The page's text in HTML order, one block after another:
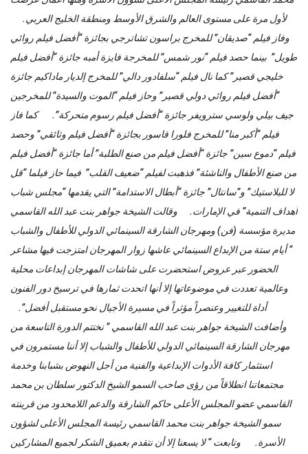
لأول مرة على مستوى العالم والشرق الأوسط ومنطقة الخليج العربي.
وفاز فيلم “صديقان” للمخرج براسون تشاترجي بجائزة “أفضل فيلم روائي
طويل” بينما حصد فيلم “نور شمس” للمخرجة فايزة أمبه جائزة “أفضل فيلم
خليجي قصير” كما نال فيلم “سلفادور دالي” للمخرج إلديار ماداكيم جائزة
“أفضل فيلم روائي دولي قصير” وحاز فيلم “الموت والسيدة” للمخرجين
جيف بيلي ولوسي سترويفر جائزة “أفضل فيلم رسوم متحركة”. كما فاز
فيلم “أكبر منا” للمخرج فلورا فاسور بجائزة “أفضل فيلم وثائقي” وحصد
فيلم “دموع سين” جائزة “أفضل فيلم من صنع الطلبة” أما جائزة “أفضل فيلم
من صنع الأطفال والناشئة” فذهبت لفيلم “ضعيف القلب” فيما حاز فيلما “قل
لا للبلاستيك” و”سانتال” جائزة “أبطال الاستدامة” التي يقدمها “مجلس شباب
أهداف التنمية” في الإمارات. وقالت الشيخة جواهر بنت عبد الله القاسمي
مديرة مؤسسة (فن) ومهرجان الشارقة السينمائي الدولي للأطفال والشباب
“ أيام ستة من الإبداع السينمائي عاشها زوار المهرجان امتزجت فيها مشاعر
الحضور عبر عروض استحضرت على شاشات المهرجان إبداعات محلية
وعالمية تعددت في موضوعاتها إلا أنها اتحدت ثمارها في ترسيخ دور الفنون
أداة للتغيير وعنصراً مؤثراً في مسيرة الأجيال نحو مستقبل أفضل”.
وأضافت الشيخة جواهر بنت عبد الله القاسمي ” نختتم الدورة التاسعة من
مهرجان الشارقة السينمائي الدولي للأطفال والشباب إلا أننا مستمرون في
استثمار كافة الأدوات الإبداعية والفنية من أجل النهوض بشبابنا وخدمة
مجتمعاتنا انطلاقاً من رؤى صاحب السمو الشيخ الدكتور سلطان بن محمد
القاسمي عضو المجلس الأعلى حاكم الشارقة والدعم اللامحدود من قرينته
سمو الشيخة جواهر بنت محمد القاسمي رئيسة المجلس الأعلى لشؤون
الأسرة. وتابعت “ لا يسعنا إلا أن نتقدم بعميق الشكر لجميع المشاركين